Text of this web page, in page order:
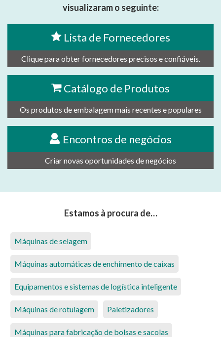
visualizaram o seguinte:
Lista de Fornecedores
Clique para obter fornecedores precisos e confiáveis.
Catálogo de Produtos
Os produtos de embalagem mais recentes e populares
Encontros de negócios
Criar novas oportunidades de negócios
Estamos à procura de…
Máquinas de selagem
Máquinas automáticas de enchimento de caixas
Equipamentos e sistemas de logística inteligente
Máquinas de rotulagem Paletizadores
Máquinas para fabricação de bolsas e sacolas